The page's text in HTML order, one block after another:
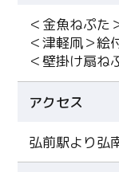
＜金魚ねぷ
＜津軽凧＞
＜壁掛け扇
アクセス
弘前駅より弘